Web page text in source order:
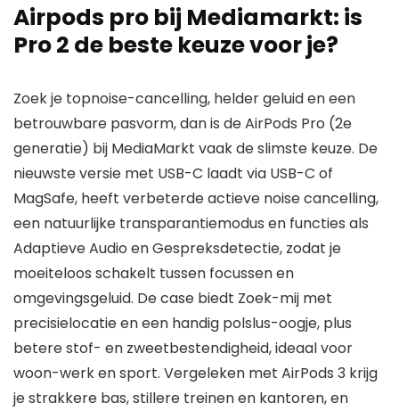
Airpods pro bij Mediamarkt: is
Pro 2 de beste keuze voor je?
Zoek je topnoise-cancelling, helder geluid en een
betrouwbare pasvorm, dan is de AirPods Pro (2e
generatie) bij MediaMarkt vaak de slimste keuze. De
nieuwste versie met USB-C laadt via USB-C of
MagSafe, heeft verbeterde actieve noise cancelling,
een natuurlijke transparantiemodus en functies als
Adaptieve Audio en Gespreksdetectie, zodat je
moeiteloos schakelt tussen focussen en
omgevingsgeluid. De case biedt Zoek-mij met
precisielocatie en een handig polslus-oogje, plus
betere stof- en zweetbestendigheid, ideaal voor
woon-werk en sport. Vergeleken met AirPods 3 krijg
je strakkere bas, stillere treinen en kantoren, en